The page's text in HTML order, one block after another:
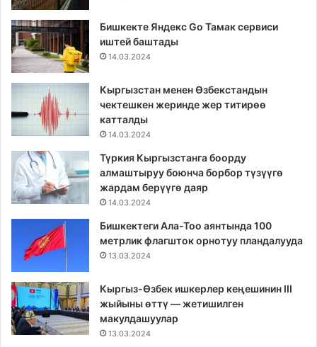
Бишкекте Яндекс Go Тамак сервиси
иштей баштады
14.03.2024
Кыргызстан менен Өзбекстандын
чектешкен жеринде жер титирөө
катталды
14.03.2024
Түркия Кыргызстанга боорду
алмаштыруу боюнча борбор түзүүгө
жардам берүүгө даяр
14.03.2024
Бишкектеги Ала-Тоо аянтында 100
метрлик флагшток орнотуу пландалууда
13.03.2024
Кыргыз-Өзбек ишкерлер кеңешинин III
жыйыны өттү — жетишилген
макулдашуулар
13.03.2024